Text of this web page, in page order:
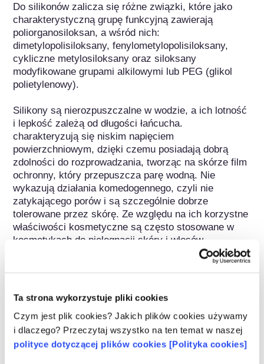
Ta strona wykorzystuje pliki cookies
Czym jest plik cookies? Jakich plików cookies używamy
i dlaczego? Przeczytaj wszystko na ten temat w naszej
polityce dotyczącej plików cookies [Polityka cookies]
Do silikonów zalicza się różne związki, które jako
charakterystyczną grupę funkcyjną zawierają
poliorganosiloksan, a wśród nich:
dimetylopolisiloksany, fenylometylopolisiloksany,
cykliczne metylosiloksany oraz siloksany
modyfikowane grupami alkilowymi lub PEG (glikol
polietylenowy).
Silikony są nierozpuszczalne w wodzie, a ich lotność
i lepkość zależą od długości łańcucha.
charakteryzują się niskim napięciem
powierzchniowym, dzięki czemu posiadają dobrą
zdolności do rozprowadzania, tworząc na skórze film
ochronny, który przepuszcza parę wodną. Nie
wykazują działania komedogennego, czyli nie
zatykającego porów i są szczególnie dobrze
tolerowane przez skórę. Ze względu na ich korzystne
właściwości kosmetyczne są często stosowane w
kosmetykach do pielęgnacji skóry i włosów.
Należy do następujących grup substancji
Składniki do pielęgnacji skóry
Składniki pielęgnujące włosy / Środki
kondycjonujące
Regulacje dotyczące kosmetyków